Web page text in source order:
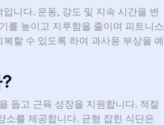
니다. 운동, 강도 및 지속 시간을 변
를 높이고 지루함을 줄이며 피트니스
할 수 있도록 하여 과사용 부상을 예
돕고 근육 성장을 지원합니다. 적절
소를 제공합니다. 균형 잡힌 식단은